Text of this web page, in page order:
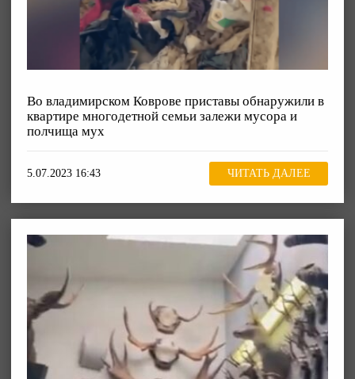
Во владимирском Коврове приставы обнаружили в
квартире многодетной семьи залежи мусора и
полчища мух
5.07.2023 16:43 ЧИТАТЬ ДАЛЕЕ